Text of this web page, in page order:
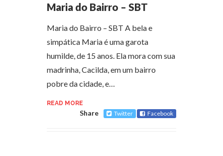
Maria do Bairro – SBT
Maria do Bairro – SBT A bela e
simpática Maria é uma garota
humilde, de 15 anos. Ela mora com sua
madrinha, Cacilda, em um bairro
pobre da cidade, e…
READ MORE
Share Twitter Facebook